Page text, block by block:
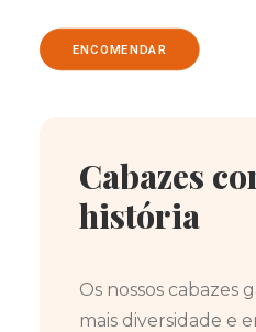
ENCOMENDAR
Cabazes
história
Os nossos cabazes
mais diversidade e